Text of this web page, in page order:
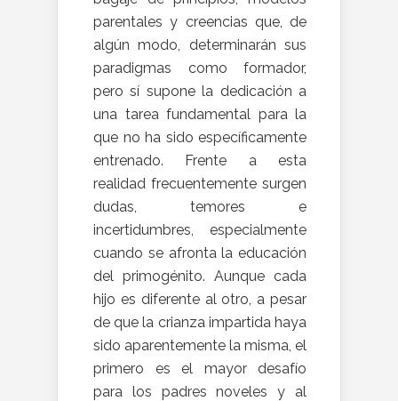
parentales y creencias que, de
algún modo, determinarán sus
paradigmas como formador,
pero sí supone la dedicación a
una tarea fundamental para la
que no ha sido específicamente
entrenado. Frente a esta
realidad frecuentemente surgen
dudas, temores e
incertidumbres, especialmente
cuando se afronta la educación
del primogénito. Aunque cada
hijo es diferente al otro, a pesar
de que la crianza impartida haya
sido aparentemente la misma, el
primero es el mayor desafío
para los padres noveles y al